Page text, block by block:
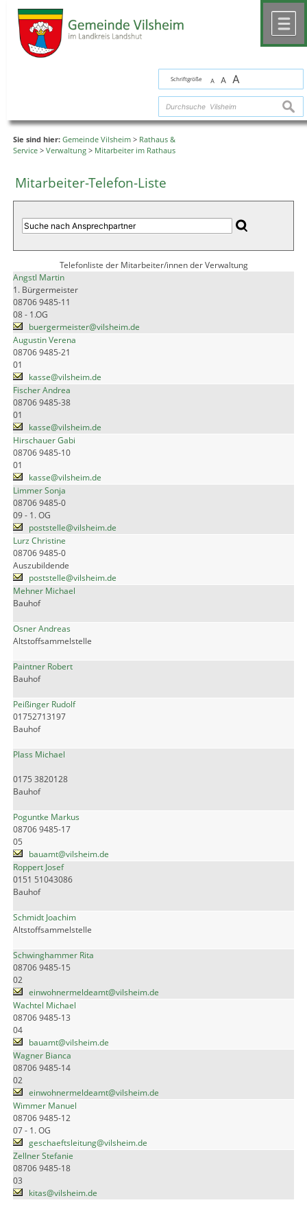
Schriftgröße A A A
Sie sind hier: Gemeinde Vilsheim > Rathaus &
Service > Verwaltung > Mitarbeiter im Rathaus
Mitarbeiter-Telefon-Liste
Telefonliste der Mitarbeiter/innen der Verwaltung
Angstl Martin
1. Bürgermeister
08706 9485-11
08 - 1.OG
buergermeister@vilsheim.de
Augustin Verena
08706 9485-21
01
kasse@vilsheim.de
Fischer Andrea
08706 9485-38
01
kasse@vilsheim.de
Hirschauer Gabi
08706 9485-10
01
kasse@vilsheim.de
Limmer Sonja
08706 9485-0
09 - 1. OG
poststelle@vilsheim.de
Lurz Christine
08706 9485-0
Auszubildende
poststelle@vilsheim.de
Mehner Michael
Bauhof
Osner Andreas
Altstoffsammelstelle
Paintner Robert
Bauhof
Peißinger Rudolf
01752713197
Bauhof
Plass Michael
0175 3820128
Bauhof
Poguntke Markus
08706 9485-17
05
bauamt@vilsheim.de
Roppert Josef
0151 51043086
Bauhof
Schmidt Joachim
Altstoffsammelstelle
Schwinghammer Rita
08706 9485-15
02
einwohnermeldeamt@vilsheim.de
Wachtel Michael
08706 9485-13
04
bauamt@vilsheim.de
Wagner Bianca
08706 9485-14
02
einwohnermeldeamt@vilsheim.de
Wimmer Manuel
08706 9485-12
07 - 1. OG
geschaeftsleitung@vilsheim.de
Zellner Stefanie
08706 9485-18
03
kitas@vilsheim.de